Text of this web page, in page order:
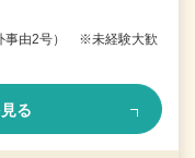
事由2号） ※未経験大歓
る